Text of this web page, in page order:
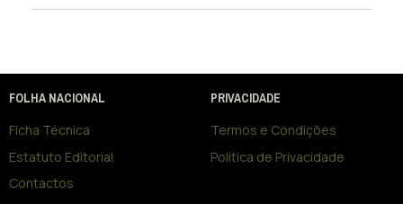
FOLHA NACIONAL
Ficha Técnica
Estatuto Editorial
Contactos
PRIVACIDADE
Termos e Condições
Política de Privacidade